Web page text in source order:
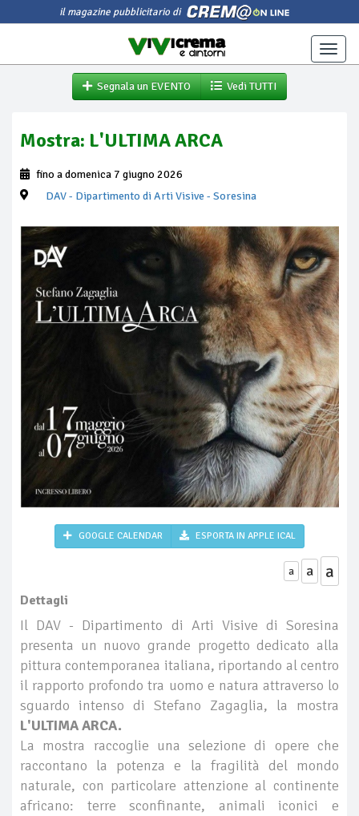
il magazine pubblicitario di
Toggle
Segnala un EVENTO
Vedi TUTTI
Mostra: L'ULTIMA ARCA
fino a domenica 7 giugno 2026
DAV - Dipartimento di Arti Visive - Soresina
GOOGLE CALENDAR ESPORTA IN APPLE ICAL
a a a
Dettagli
Il DAV - Dipartimento di Arti Visive di Soresina
presenta un nuovo grande progetto dedicato alla
pittura contemporanea italiana, riportando al centro
il rapporto profondo tra uomo e natura attraverso lo
sguardo intenso di Stefano Zagaglia, la mostra
L'ULTIMA ARCA.
La mostra raccoglie una selezione di opere che
raccontano la potenza e la fragilità del mondo
naturale, con particolare attenzione al continente
africano: terre sconfinante, animali iconici e